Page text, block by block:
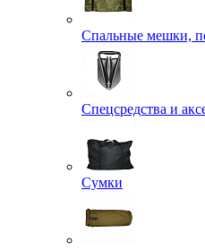
Спальные мешки,
Спецсредства и
Сумки